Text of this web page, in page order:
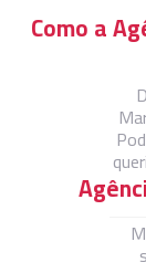
Como a